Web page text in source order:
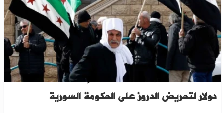
"وول ستريت": إسرائيل تخطط لإنفاق أكثر من مليار
دولار لتحريض الدروز على الحكومة السورية